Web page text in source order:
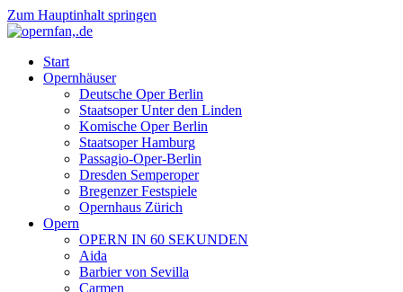
Zum Hauptinhalt springen
Start
Opernhäuser
Deutsche Oper Berlin
Staatsoper Unter den Linden
Komische Oper Berlin
Staatsoper Hamburg
Passagio-Oper-Berlin
Dresden Semperoper
Bregenzer Festspiele
Opernhaus Zürich
Opern
OPERN IN 60 SEKUNDEN
Aida
Barbier von Sevilla
Carmen